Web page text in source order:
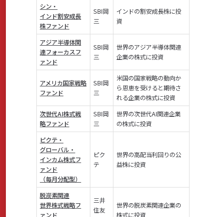
シン・
インド割安成長
株ファンド
SBI岡
三
インドの割安成長株に投
資
アジア半導体関
連フォーカスフ
ァンド
SBI岡
三
世界のアジア半導体関連
企業の株式に投資
アメリカ国家戦略
ファンド
SBI岡
三
米国の国家戦略の動向か
ら恩恵を受けると期待さ
れる企業の株式に投資
次世代AI株式戦
略ファンド
SBI岡
三
世界の次世代AI関連企業
の株式に投資
ピクテ・
グローバル・
インカム株式フ
ァンド
（毎月分配型）
ピク
テ
世界の高配当利回りの公
益株に投資
脱炭素関連
世界株式戦略フ
ァンド
三井
住友
世界の脱炭素関連企業の
株式に投資